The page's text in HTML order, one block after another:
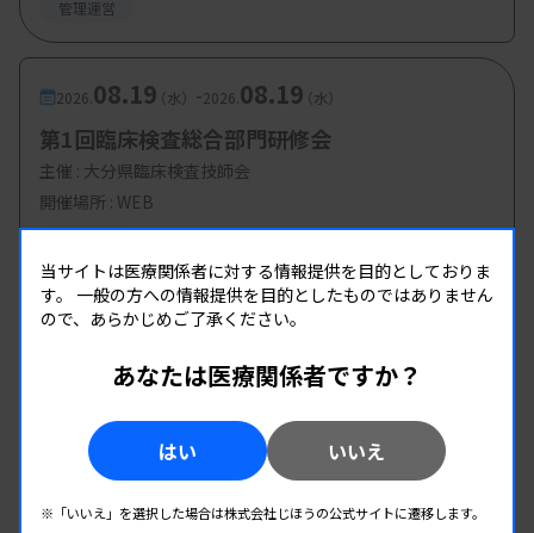
管理運営
2026. 08.19（水） -2026. 08.19（水）
第1回臨床検査総合部門研修会
主催 : 大分県臨床検査技師会
開催場所 : WEB
管理運営
2026.08.19（水）-2026. 08.19
第2回 県南地区研修会
開催場所 : WEB
管理運営
当サイトは医療関係者に対する情報提供を目的としておりま
す。 一般の方への情報提供を目的としたものではありません
ので、あらかじめご了承ください。
あなたは医療関係者ですか？
はい いいえ
※「いいえ」を選択した場合は株式会社じほうの公式サイトに遷移します。